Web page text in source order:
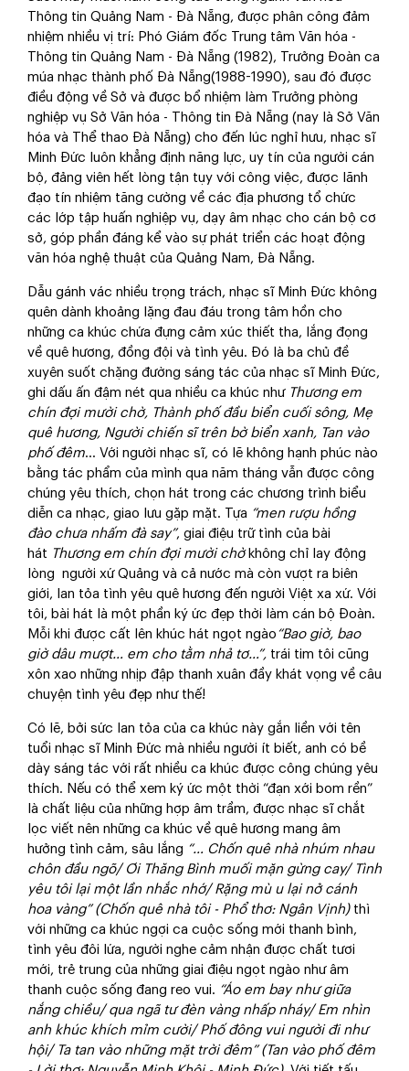
Thông tin Quảng Nam - Đà Nẵng, được phân công đảm
nhiệm nhiều vị trí: Phó Giám đốc Trung tâm Văn hóa -
Thông tin Quảng Nam - Đà Nẵng (1982), Trưởng Đoàn ca
múa nhạc thành phố Đà Nẵng(1988-1990), sau đó được
điều động về Sở và được bổ nhiệm làm Trưởng phòng
nghiệp vụ Sở Văn hóa - Thông tin Đà Nẵng (nay là Sở Văn
hóa và Thể thao Đà Nẵng) cho đến lúc nghỉ hưu, nhạc sĩ
Minh Đức luôn khẳng định năng lực, uy tín của người cán
bộ, đảng viên hết lòng tận tụy với công việc, được lãnh
đạo tín nhiệm tăng cường về các địa phương tổ chức
các lớp tập huấn nghiệp vụ, dạy âm nhạc cho cán bộ cơ
sở, góp phần đáng kể vào sự phát triển các hoạt động
văn hóa nghệ thuật của Quảng Nam, Đà Nẵng.
Dẫu gánh vác nhiều trọng trách, nhạc sĩ Minh Đức không
quên dành khoảng lặng đau đáu trong tâm hồn cho
những ca khúc chứa đựng cảm xúc thiết tha, lắng đọng
về quê hương, đồng đội và tình yêu. Đó là ba chủ đề
xuyên suốt chặng đường sáng tác của nhạc sĩ Minh Đức,
ghi dấu ấn đậm nét qua nhiều ca khúc như Thương em
chín đợi mười chờ, Thành phố đầu biển cuối sông, Mẹ
quê hương, Người chiến sĩ trên bờ biển xanh, Tan vào
phố đêm… Với người nhạc sĩ, có lẽ không hạnh phúc nào
bằng tác phẩm của mình qua năm tháng vẫn được công
chúng yêu thích, chọn hát trong các chương trình biểu
diễn ca nhạc, giao lưu gặp mặt. Tựa “men rượu hồng
đào chưa nhấm đà say”, giai điệu trữ tình của bài
hát Thương em chín đợi mười chờ không chỉ lay động
lòng người xứ Quảng và cả nước mà còn vượt ra biên
giới, lan tỏa tình yêu quê hương đến người Việt xa xứ. Với
tôi, bài hát là một phần ký ức đẹp thời làm cán bộ Đoàn.
Mỗi khi được cất lên khúc hát ngọt ngào “Bao giờ, bao
giờ dâu mượt… em cho tằm nhả tơ…”, trái tim tôi cũng
xôn xao những nhịp đập thanh xuân đầy khát vọng về câu
chuyện tình yêu đẹp như thế!
Có lẽ, bởi sức lan tỏa của ca khúc này gắn liền với tên
tuổi nhạc sĩ Minh Đức mà nhiều người ít biết, anh có bề
dày sáng tác với rất nhiều ca khúc được công chúng yêu
thích. Nếu có thể xem ký ức một thời “đạn xới bom rền”
là chất liệu của những hợp âm trầm, được nhạc sĩ chắt
lọc viết nên những ca khúc về quê hương mang âm
hưởng tình cảm, sâu lắng “… Chốn quê nhà nhúm nhau
chôn đầu ngõ/ Ơi Thăng Bình muối mặn gừng cay/ Tình
yêu tôi lại một lần nhắc nhớ/ Rặng mù u lại nở cánh
hoa vàng” (Chốn quê nhà tôi - Phổ thơ: Ngân Vịnh) thì
với những ca khúc ngợi ca cuộc sống mới thanh bình,
tình yêu đôi lứa, người nghe cảm nhận được chất tươi
mới, trẻ trung của những giai điệu ngọt ngào như âm
thanh cuộc sống đang reo vui. “Áo em bay như giữa
nắng chiều/ qua ngã tư đèn vàng nhấp nháy/ Em nhìn
anh khúc khích mỉm cười/ Phố đông vui người đi như
hội/ Ta tan vào những mặt trời đêm” (Tan vào phố đêm